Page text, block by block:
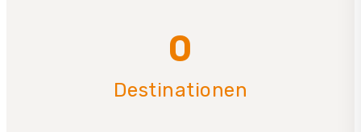
Destinationen
0